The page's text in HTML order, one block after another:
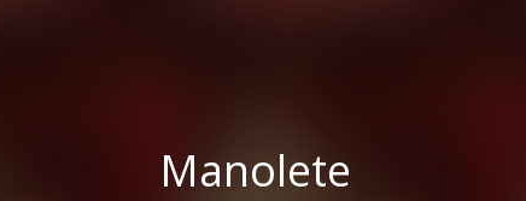
Manolete